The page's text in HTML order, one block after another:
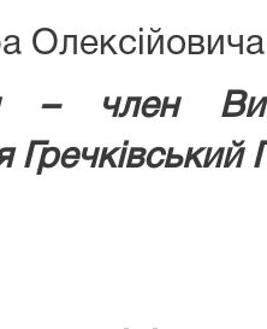
Олексійовича
– член
Гречківський